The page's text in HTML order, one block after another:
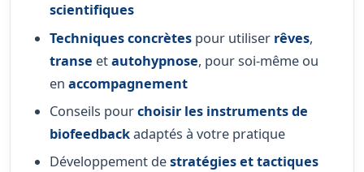
scientifiques
Techniques concrètes pour utiliser rêves,
transe etautohypnose, pour soi-même ou
en accompagnement
Conseils pourchoisir les instruments de
biofeedbackadaptés à votre pratique
Développement destratégies et tactiques